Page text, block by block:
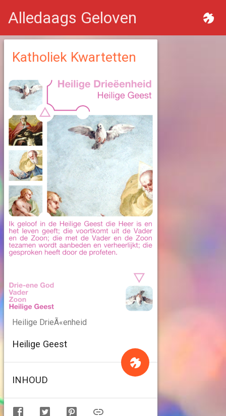
Alledaags Geloven
Katholiek Kwartetten
Heilige DrieÃ«enheid
Heilige Geest
INHOUD